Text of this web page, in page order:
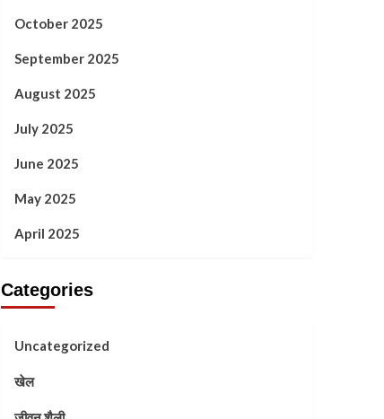
October 2025
September 2025
August 2025
July 2025
June 2025
May 2025
April 2025
Categories
Uncategorized
खेल